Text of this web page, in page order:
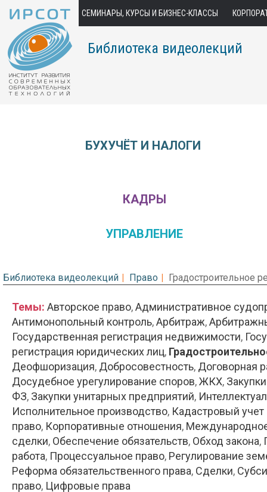
СЕМИНАРЫ, КУРСЫ И БИЗНЕС-КЛАССЫ
Библиотека видеолекций
БУХУЧЁТ И НАЛОГИ
КАДРЫ
УПРАВЛЕНИЕ
Библиотека видеолекций Право Градостроительное
Темы: Авторское право Административное
Антимонопольный контроль Арбитраж
Государственная регистрация недвижимости
регистрация юридических лиц
Деофшоризация Добросовестность Договорная
Досудебное урегулирование споров ЖКХ
ФЗ Закупки унитарных предприятий
Исполнительное производство Кадастровый учет
право Корпоративные отношения
сделки Обеспечение обязательств Обход закона
работа Процессуальное право Регулирование
Реформа обязательственного права Сделки
право Цифровые права